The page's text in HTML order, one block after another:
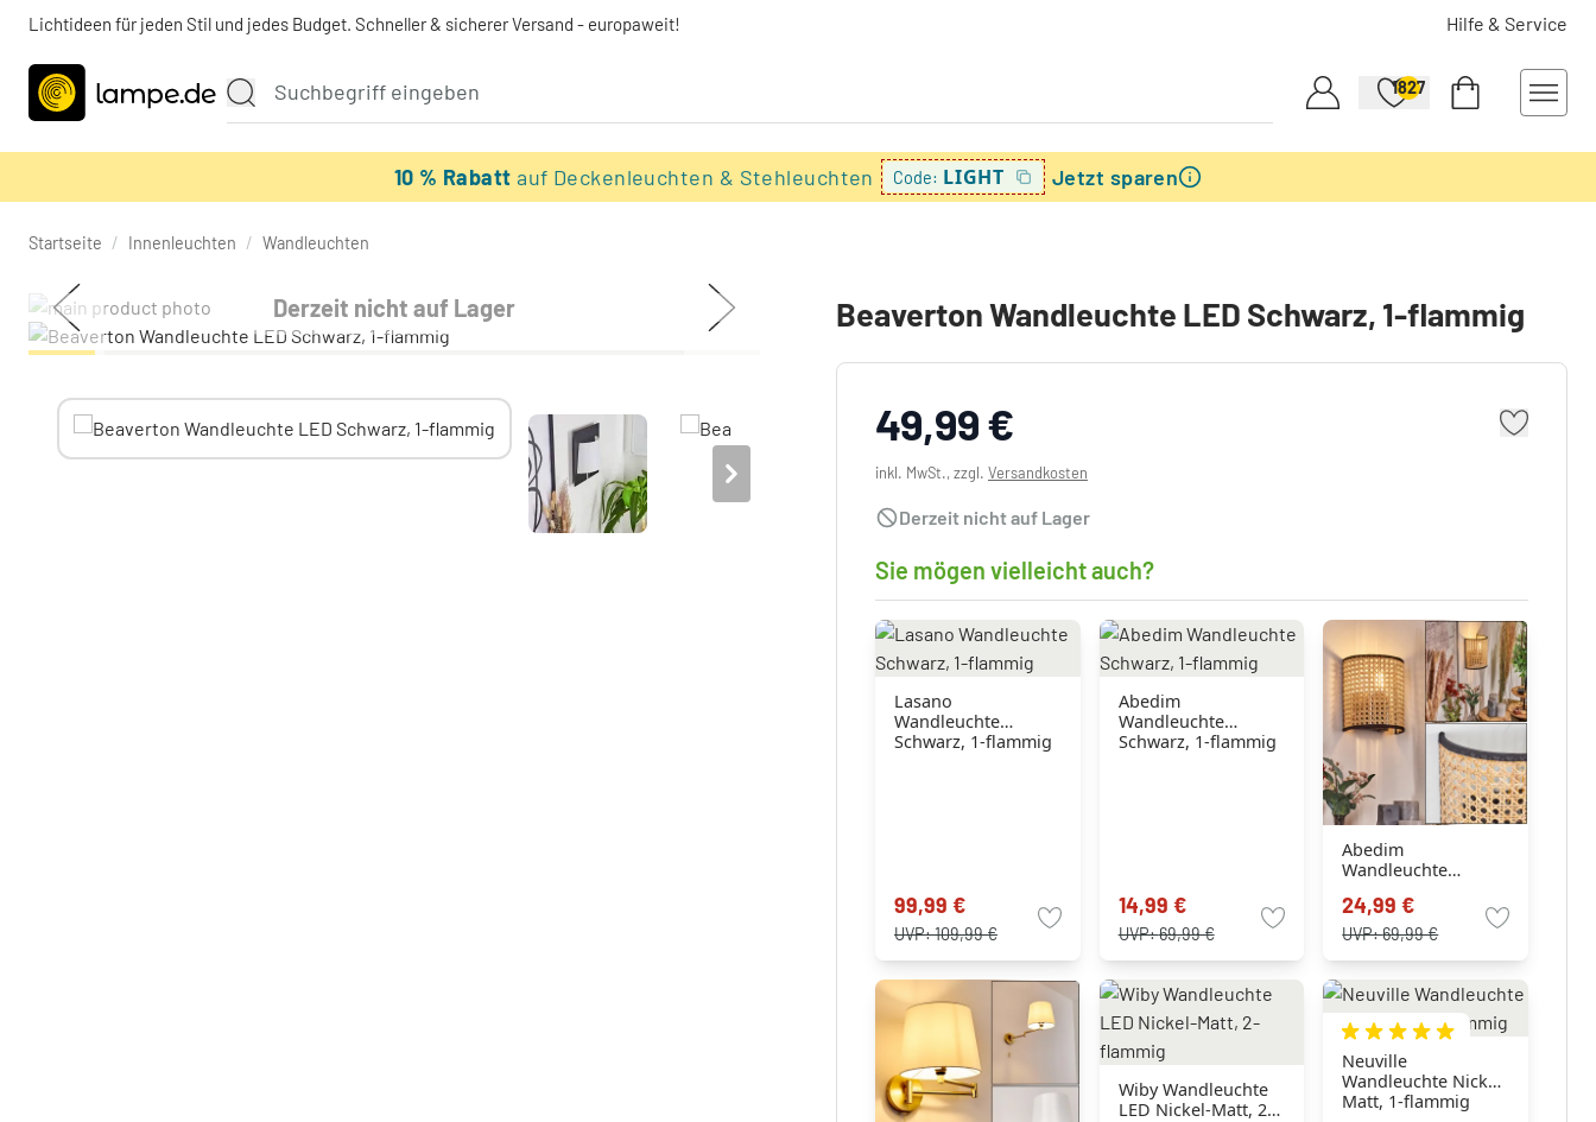
Lichtideen für jeden Stil und jedes Budget. Schneller & sicherer Versand - europaweit! Hilfe & Service
1827
10 % Rabattauf Deckenleuchten & Stehleuchten Code: LIGHT Jetzt sparen
Startseite / Innenleuchten / Wandleuchten
Derzeit nicht auf Lager Beaverton Wandleuchte LED Schwarz, 1-flammig
49,99 €
inkl. MwSt., zzgl. Versandkosten
Derzeit nicht auf Lager
Sie mögen vielleicht auch?
Lasano
Wandleuchte
Schwarz, 1-flammig
99,99 €
UVP:109,99 €
Abedim
Wandleuchte
Schwarz, 1-flammig
14,99 €
UVP:69,99 €
Abedim
Wandleuchte
24,99 €
UVP:69,99 €
Wiby Wandleuchte
LED Nickel-Matt, 2-
Neuville
Wandleuchte Nickel-
Matt, 1-flammig